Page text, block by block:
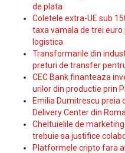
de plata
Coletele extra-UE sub
taxa vamala de trei
logistica
Transformarile din
preturi de transfer
CEC Bank finanteaza
urilor din productie prin
Emilia Dumitrescu preia
Delivery Center din
Cheltuielile de
trebuie sa justifice
Platformele cripto fara